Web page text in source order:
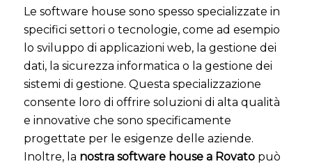
Le software house sono spesso specializzate in
specifici settori o tecnologie, come ad esempio
lo sviluppo di applicazioni web, la gestione dei
dati, la sicurezza informatica o la gestione dei
sistemi di gestione. Questa specializzazione
consente loro di offrire soluzioni di alta qualità
e innovative che sono specificamente
progettate per le esigenze delle aziende.
Inoltre, la nostra software house a Rovatopuò